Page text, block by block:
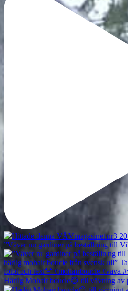
”Väver nu gardiner på beställning till
Härlig Mohair boucle😊 till vävning av